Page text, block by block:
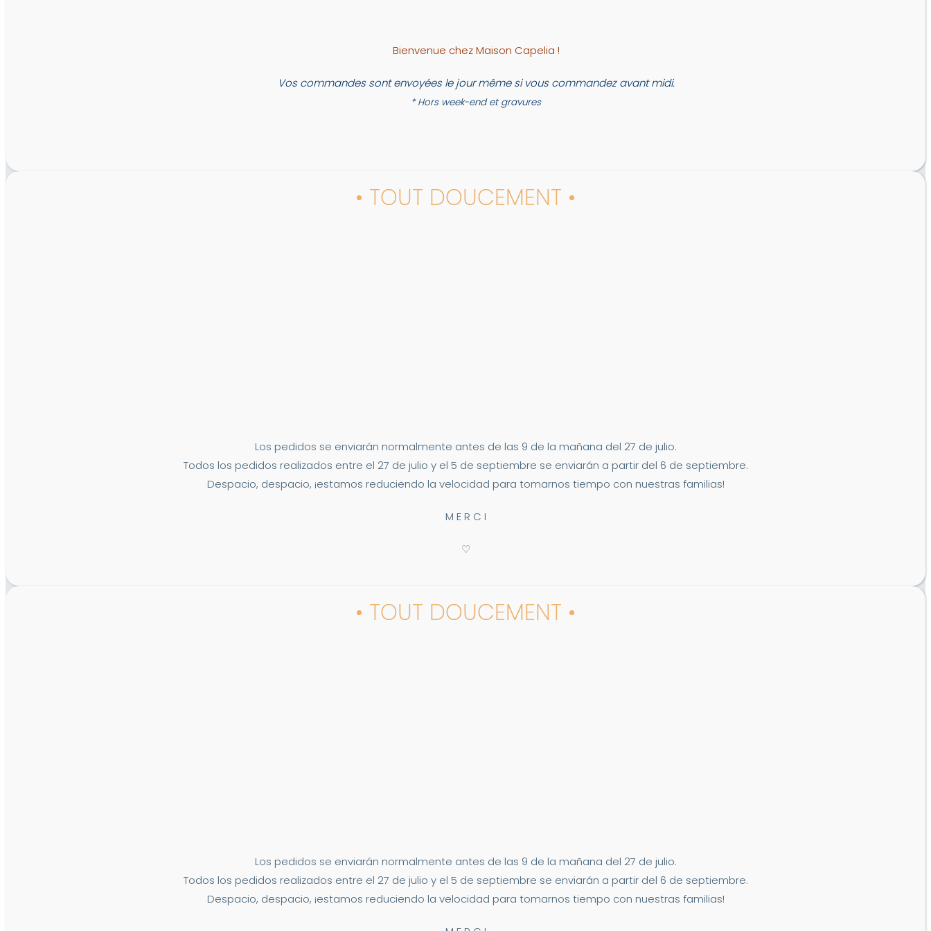
Bienvenue chez Maison Capelia !
Vos commandes sont envoyées le jour même si vous commandez avant midi.
* Hors week-end et gravures
• TOUT DOUCEMENT •
Los pedidos se enviarán normalmente antes de las 9 de la mañana del 27 de julio.
Todos los pedidos realizados entre el 27 de julio y el 5 de septiembre se enviarán a partir del 6 de septiembre.
Despacio, despacio, ¡estamos reduciendo la velocidad para tomarnos tiempo con nuestras familias!
M E R C I
♡
• TOUT DOUCEMENT •
Los pedidos se enviarán normalmente antes de las 9 de la mañana del 27 de julio.
Todos los pedidos realizados entre el 27 de julio y el 5 de septiembre se enviarán a partir del 6 de septiembre.
Despacio, despacio, ¡estamos reduciendo la velocidad para tomarnos tiempo con nuestras familias!